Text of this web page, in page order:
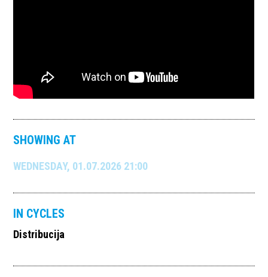
SHOWING AT
WEDNESDAY, 01.07.2026 21:00
IN CYCLES
Distribucija